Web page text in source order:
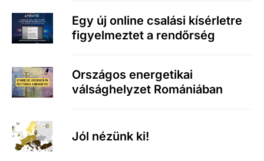
Egy új online csalási kísérletre
figyelmeztet a rendőrség
Országos energetikai
válsághelyzet Romániában
Jól nézünk ki!